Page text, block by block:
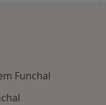
Funchal